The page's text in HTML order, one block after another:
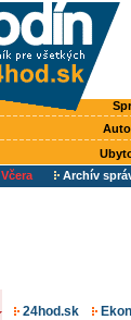
Včera Archív
24hod.sk